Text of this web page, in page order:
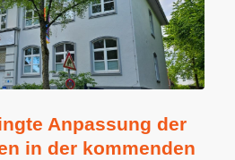
Anpassung der
in der kommenden